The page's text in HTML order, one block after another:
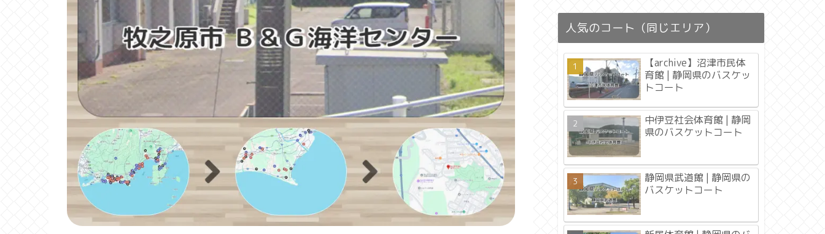
人気のコート（同じエリア）
【archive】沼津市民体
育館 | 静岡県のバスケッ
トコート
中伊豆社会体育館 | 静岡
県のバスケットコート
静岡県武道館 | 静岡県の
バスケットコート